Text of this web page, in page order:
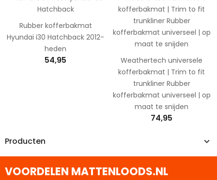
Producten
Rubber kofferbakmat
Hyundai i30 Hatchback 2012-
heden
54,95
Weathertech universele
kofferbakmat | Trim to fit
trunkliner Rubber
kofferbakmat universeel | op
maat te snijden
74,95
VOORDELEN MATTENLOODS.NL